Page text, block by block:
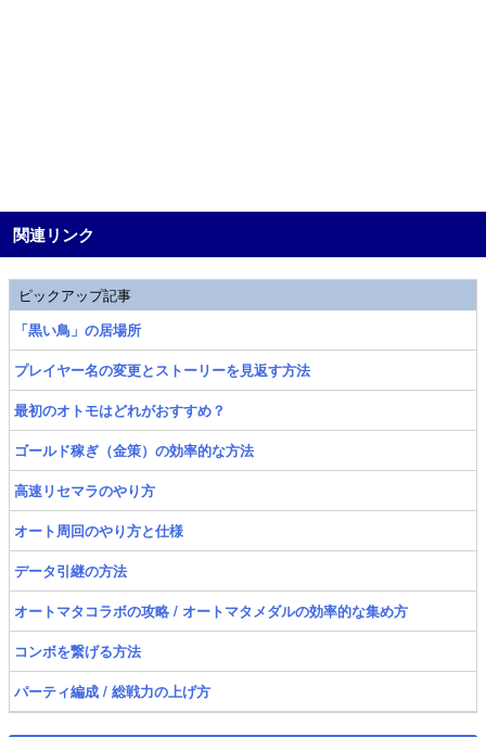
関連リンク
ピックアップ記事
「黒い鳥」の居場所
プレイヤー名の変更とストーリーを見返す方法
最初のオトモはどれがおすすめ？
ゴールド稼ぎ（金策）の効率的な方法
高速リセマラのやり方
オート周回のやり方と仕様
データ引継の方法
オートマタコラボの攻略 / オートマタメダルの効率的な集め方
コンボを繋げる方法
パーティ編成 / 総戦力の上げ方